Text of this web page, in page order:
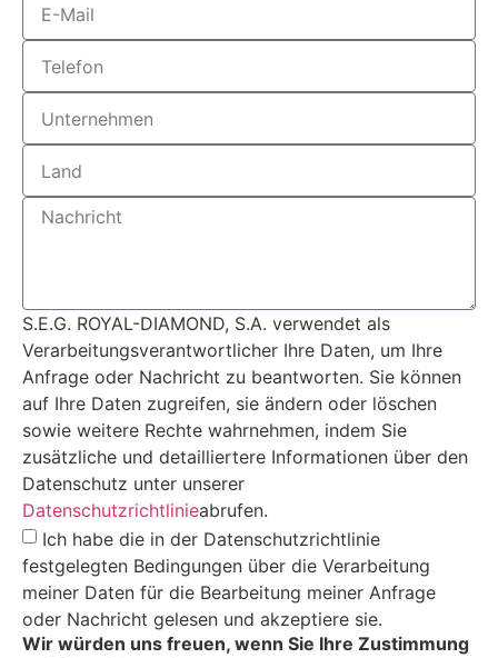
S.E.G. ROYAL-DIAMOND, S.A. verwendet als
Verarbeitungsverantwortlicher Ihre Daten, um Ihre
Anfrage oder Nachricht zu beantworten. Sie können
auf Ihre Daten zugreifen, sie ändern oder löschen
sowie weitere Rechte wahrnehmen, indem Sie
zusätzliche und detailliertere Informationen über den
Datenschutz unter unserer
Datenschutzrichtlinieabrufen.
Ich habe die in der Datenschutzrichtlinie
festgelegten Bedingungen über die Verarbeitung
meiner Daten für die Bearbeitung meiner Anfrage
oder Nachricht gelesen und akzeptiere sie.
Wir würden uns freuen, wenn Sie Ihre Zustimmung